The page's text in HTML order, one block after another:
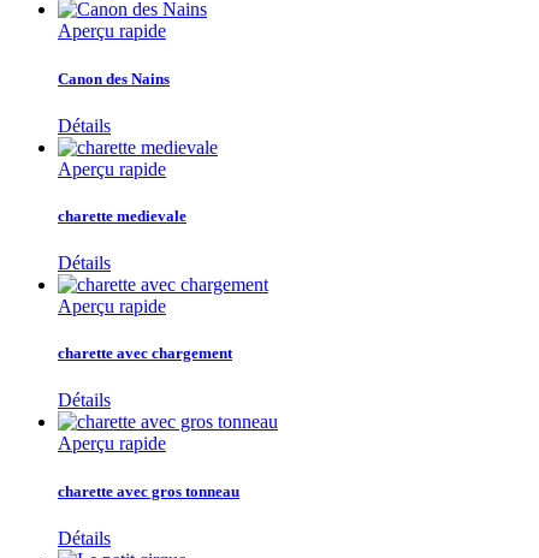
Aperçu rapide
Canon des Nains
Détails
Aperçu rapide
charette medievale
Détails
Aperçu rapide
charette avec chargement
Détails
Aperçu rapide
charette avec gros tonneau
Détails